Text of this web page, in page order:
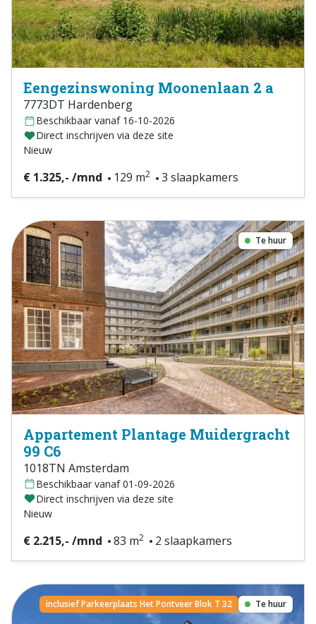
Eengezinswoning Moonenlaan 2 a
7773DT Hardenberg
Beschikbaar vanaf 16-10-2026
Direct inschrijven via deze site
Nieuw
€ 1.325,- /mnd 129 m2 3 slaapkamers
Te huur
Appartement Plantage Muidergracht
99 C6
1018TN Amsterdam
Beschikbaar vanaf 01-09-2026
Direct inschrijven via deze site
Nieuw
€ 2.215,- /mnd 83 m2 2 slaapkamers
inclusief Parkeerplaats Het Pontveer Blok T 32 Te huur